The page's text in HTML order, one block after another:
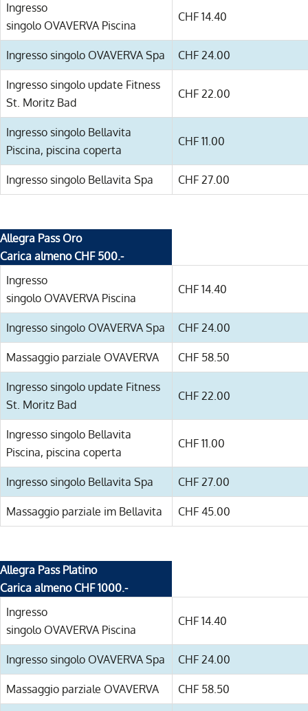
Ingresso
singolo OVAVERVA Piscina
CHF 14.40
Ingresso singolo OVAVERVA Spa CHF 24.00
Ingresso singolo update Fitness
St. Moritz Bad
CHF 22.00
Ingresso singolo Bellavita
Piscina, piscina coperta
CHF 11.00
Ingresso singolo Bellavita Spa CHF 27.00
Allegra Pass Oro
Carica almeno CHF 500.-
Ingresso
singolo OVAVERVA Piscina
CHF 14.40
Ingresso singolo OVAVERVA Spa CHF 24.00
Massaggio parziale OVAVERVA CHF 58.50
Ingresso singolo update Fitness
St. Moritz Bad
CHF 22.00
Ingresso singolo Bellavita
Piscina, piscina coperta
CHF 11.00
Ingresso singolo Bellavita Spa CHF 27.00
Massaggio parziale im Bellavita CHF 45.00
Allegra Pass Platino
Carica almeno CHF 1000.-
Ingresso
singolo OVAVERVA Piscina
CHF 14.40
Ingresso singolo OVAVERVA Spa CHF 24.00
Massaggio parziale OVAVERVA CHF 58.50